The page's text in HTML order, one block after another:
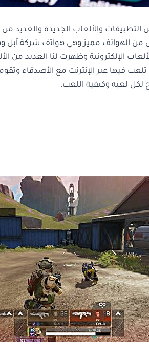
والألعاب الجديدة والعديد من
الهواتف مميز وهي هواتف شركة آبل
الإلكترونية وظهرت لنا العديد من
فيها عبر الإنترنت مع الأصدقاء
لكل لعبه وكيفية اللعب.